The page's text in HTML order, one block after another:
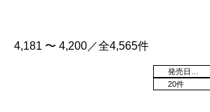
4,181 〜 4,200／全4,565件
20件